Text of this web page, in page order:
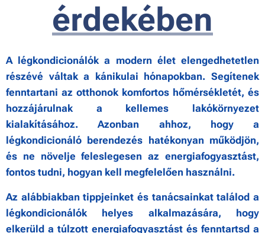
érdekében
A légkondicionálók a modern élet elengedhetetlen
részévé váltak a kánikulai hónapokban. Segítenek
fenntartani az otthonok komfortos hőmérsékletét, és
hozzájárulnak a kellemes lakókörnyezet
kialakításához. Azonban ahhoz, hogy a
légkondicionáló berendezés hatékonyan működjön,
és ne növelje feleslegesen az energiafogyasztást,
fontos tudni, hogyan kell megfelelően használni.
Az alábbiakban tippjeinket és tanácsainkat találod a
légkondicionálók helyes alkalmazására, hogy
elkerüld a túlzott energiafogyasztást és fenntartsd a